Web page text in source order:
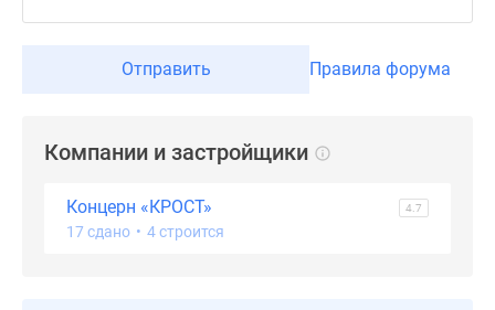
Субсидированная
Отправить Правила форума
Компании и застройщики
Концерн «КРОСТ» 4.7
17 сдано • 4 строится